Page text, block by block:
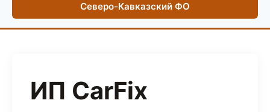
Северо-Кавказский ФО
ИП CarFix